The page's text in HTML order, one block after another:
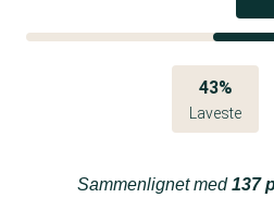
43%
Laveste
Sammenlignet med137